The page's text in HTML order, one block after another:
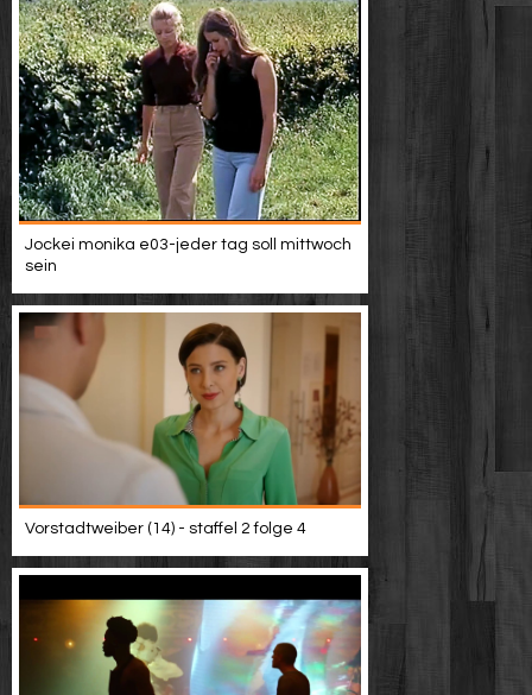
Jockei monika e03-jeder tag soll mittwoch
sein
Vorstadtweiber (14) - staffel 2 folge 4